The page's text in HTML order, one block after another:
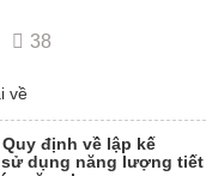
38
về
định về lập kế
dụng năng lượng tiết